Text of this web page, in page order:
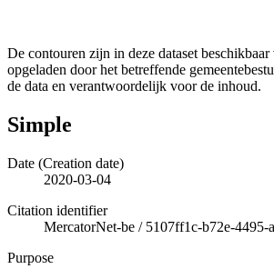
De contouren zijn in deze dataset
opgeladen door het betreffende
de data en verantwoordelijk voor de inhoud.
Simple
Date (Creation date)
2020-03-04
Citation identifier
MercatorNet-be / 5107ff1c-b72e-4495-
Purpose